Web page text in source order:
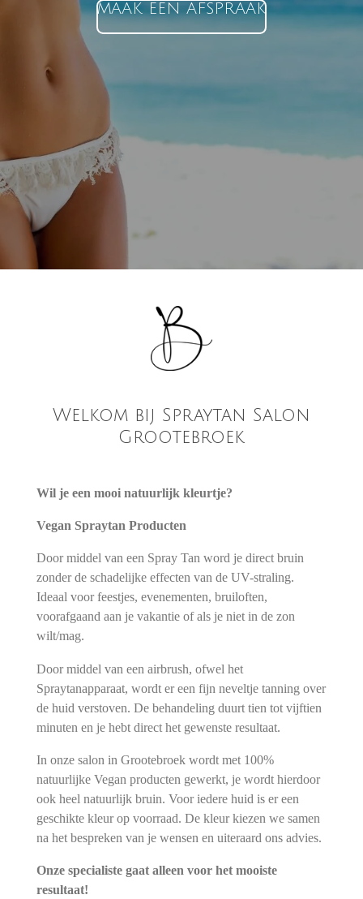
MAAK EEN AFSPRAAK
Welkom bij Spraytan Salon
Grootebroek
Wil je een mooi natuurlijk kleurtje?
Vegan Spraytan Producten
Door middel van een Spray Tan word je direct bruin
zonder de schadelijke effecten van de UV-straling.
Ideaal voor feestjes, evenementen, bruiloften,
voorafgaand aan je vakantie of als je niet in de zon
wilt/mag.
Door middel van een airbrush, ofwel het
Spraytanapparaat, wordt er een fijn neveltje tanning over
de huid verstoven. De behandeling duurt tien tot vijftien
minuten en je hebt direct het gewenste resultaat.
In onze salon in Grootebroek wordt met 100%
natuurlijke Vegan producten gewerkt, je wordt hierdoor
ook heel natuurlijk bruin. Voor iedere huid is er een
geschikte kleur op voorraad. De kleur kiezen we samen
na het bespreken van je wensen en uiteraard ons advies.
Onze specialiste gaat alleen voor het mooiste
resultaat!